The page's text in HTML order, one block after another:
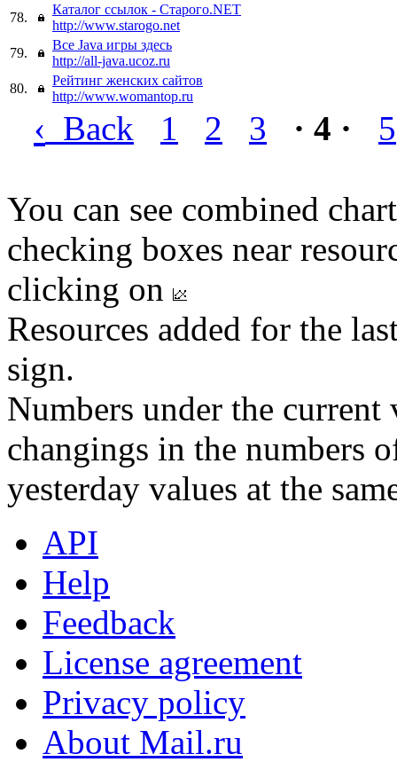
78.
Каталог ссылок - Старого.NET
http://www.starogo.net
79.
Все Java игры здесь
http://all-java.ucoz.ru
80.
Рейтинг женских сайтов
http://www.womantop.ru
‹ Back 1 2 3 · 4 · 5
You can see combined
checking boxes near
clicking on
Resources added for the
sign.
Numbers under the
changings in the numbers
yesterday values at the
API
Help
Feedback
License agreement
Privacy policy
About Mail.ru